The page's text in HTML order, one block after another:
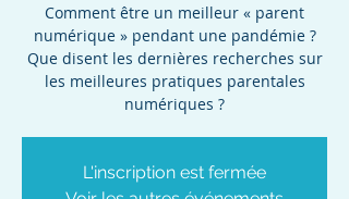
Comment être un meilleur « parent
numérique » pendant une pandémie ?
Que disent les dernières recherches sur
les meilleures pratiques parentales
numériques ?
L'inscription est fermée